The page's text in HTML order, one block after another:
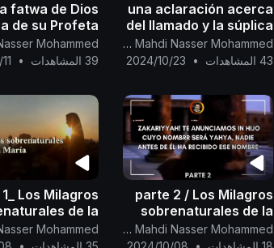
una aclaración acerca
del llamado y la súplica
del Imam al Mahdi a
toda esta generación.
Canal Oficial Del Imam Al Mahdi Nasser Mohammed
43 المشاهدات
•
2024/10/23
fatwa de Dios
de su Profeta
que la paz de
sea con él / 1
39 المشاهدات
•
parte 2 / Los Milagros
sobrenaturales de la
Virgen María
Canal Oficial Del Imam Al Mahdi Nasser Mohammed
Los Milagros
de la
Virgen María